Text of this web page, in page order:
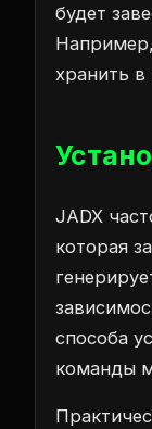
будет
хранить в
JADX
которая
способа
команды